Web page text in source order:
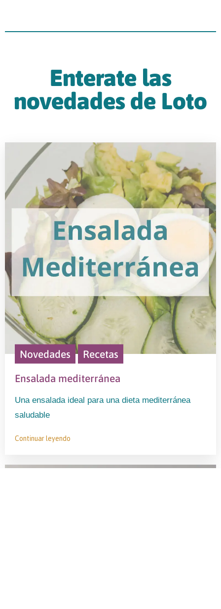
Enterate las
novedades de Loto
Novedades Recetas
Ensalada mediterránea
Una ensalada ideal para una dieta mediterránea
saludable
Continuar leyendo